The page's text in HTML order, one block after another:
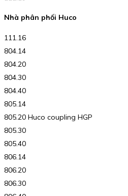
Nhà phân phối Huco
111.16
804.14
804.20
804.30
804.40
805.14
805.20 Huco coupling HGP
805.30
805.40
806.14
806.20
806.30